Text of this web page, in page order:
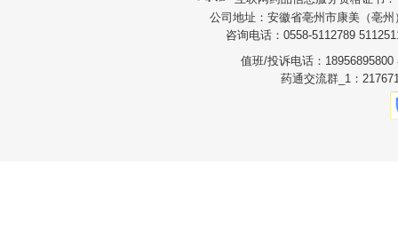
公司地址：安徽省亳州市康美（亳
咨询电话：0558-5112789
值班/投诉电话：18956895800
药通交流群_1：